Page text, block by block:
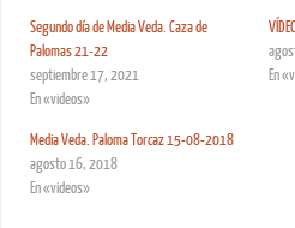
Segundo día de Media Veda. Caza de
Palomas 21-22
septiembre 17, 2021
En «videos»
En
Media Veda. Paloma Torcaz 15-08-2018
agosto 16, 2018
En «videos»